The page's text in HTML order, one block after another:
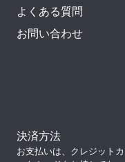
よくある質問
お問い合わせ
決済方法
お支払いは、クレジット